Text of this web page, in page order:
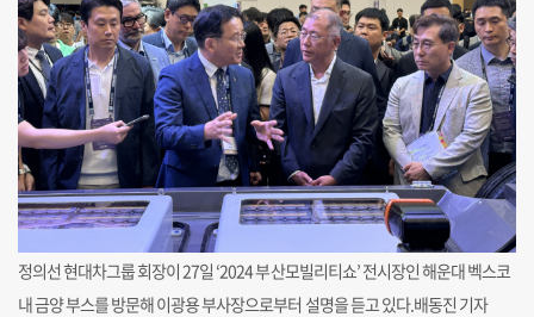
정의선 현대차그룹 회장이 27일 ‘2024 부산모빌리티쇼’ 전시장인 해운대 벡스코
내 금양 부스를 방문해 이광용 부사장으로부터 설명을 듣고 있다.배동진 기자